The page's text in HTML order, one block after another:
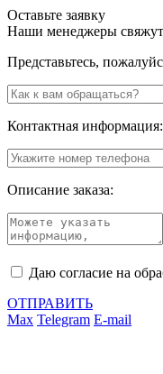
Оставьте заявку
Наши менеджеры
Представьтесь,
Контактная информация:
Описание заказа:
Даю согласие на
ОТПРАВИТЬ
Max Telegram E-mail